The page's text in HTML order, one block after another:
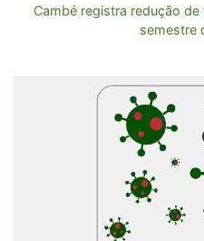
Cambé registra redução
semestre